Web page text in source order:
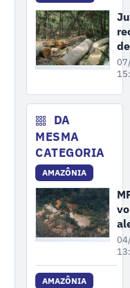
à
de
DA
MESMA
CATEGORIA
AMAZÔNIA
AMAZÔNIA